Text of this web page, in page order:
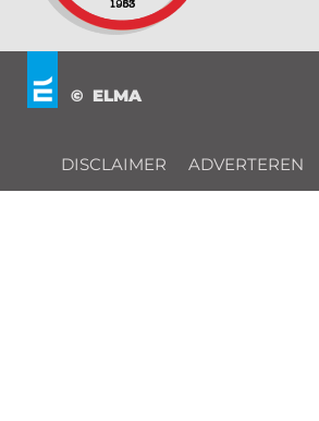
© ELMA
DISCLAIMER ADVERTEREN